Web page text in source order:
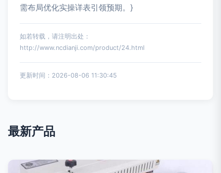
需布局优化实操详表引领预期。}
如若转载，请注明出处：
http://www.ncdianji.com/product/24.html
更新时间：2026-08-06 11:30:45
最新产品